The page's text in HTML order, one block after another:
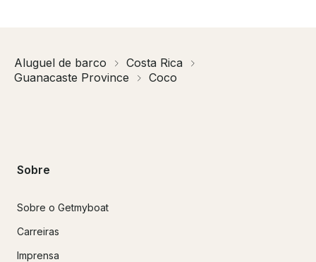
Aluguel de barco
Costa Rica
Guanacaste Province
Coco
Sobre
Sobre o Getmyboat
Carreiras
Imprensa